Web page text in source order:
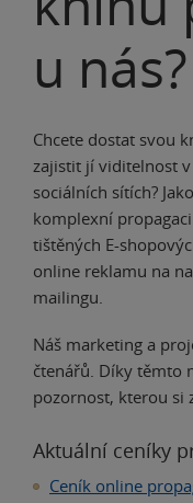
u nás?
Chcete dostat svou
zajistit jí viditelnost
sociálních sítích?
komplexní
tištěných E-
online reklamu na
mailingu.
Náš marketing a
čtenářů. Díky těmto
pozornost, kterou si
Aktuální ceníky
Ceník online